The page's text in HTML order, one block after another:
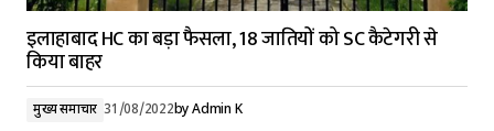
इलाहाबाद HC का बड़ा फैसला, 18 जातियों को SC कैटेगरी से
किया बाहर
मुख्य समाचार 31/08/2022byAdmin K